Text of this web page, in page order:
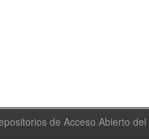
de Acceso Abierto